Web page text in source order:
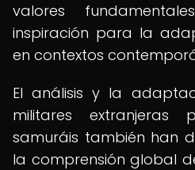
valores
inspiración para la
en contextos
El análisis y la
militares
samuráis también han
la comprensión global